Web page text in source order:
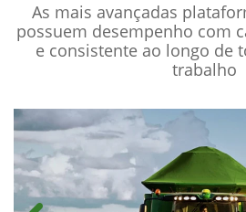
As mais avançadas
possuem desempenho com
e consistente ao longo de
trabalho